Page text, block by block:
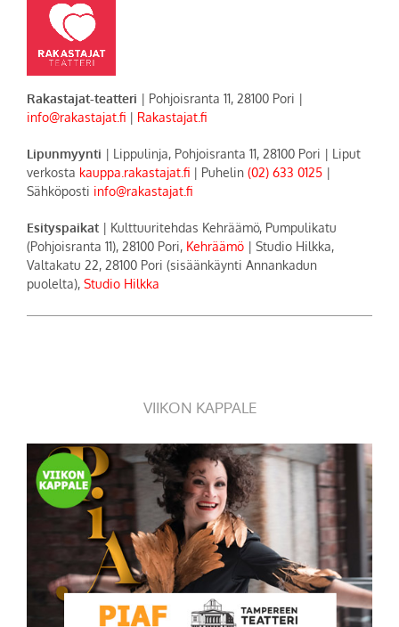
Rakastajat-teatteri | Pohjoisranta 11, 28100 Pori |
info@rakastajat.fi | Rakastajat.fi
Lipunmyynti | Lippulinja, Pohjoisranta 11, 28100 Pori | Liput
verkosta kauppa.rakastajat.fi | Puhelin (02) 633 0125 |
Sähköposti info@rakastajat.fi
Esityspaikat | Kulttuuritehdas Kehräämö, Pumpulikatu
(Pohjoisranta 11), 28100 Pori, Kehräämö | Studio Hilkka,
Valtakatu 22, 28100 Pori (sisäänkäynti Annankadun
puolelta), Studio Hilkka
VIIKON KAPPALE